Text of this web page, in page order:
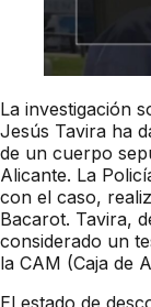
La investigación
Jesús Tavira ha
de un cuerpo
Alicante. La
con el caso,
Bacarot. Tavira,
considerado un
la CAM (Caja de
El estado de